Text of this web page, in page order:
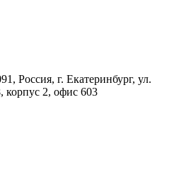
Россия, г. Екатеринбург, ул.
корпус 2, офис 603